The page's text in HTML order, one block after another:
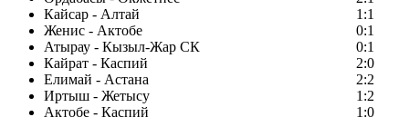
Кайсар - Алтай
1:1
Женис - Актобе
0:1
Атырау - Кызыл-Жар СК
0:1
Кайрат - Каспий
2:0
Елимай - Астана
2:2
Иртыш - Жетысу
1:2
Актобе - Каспий
1:0